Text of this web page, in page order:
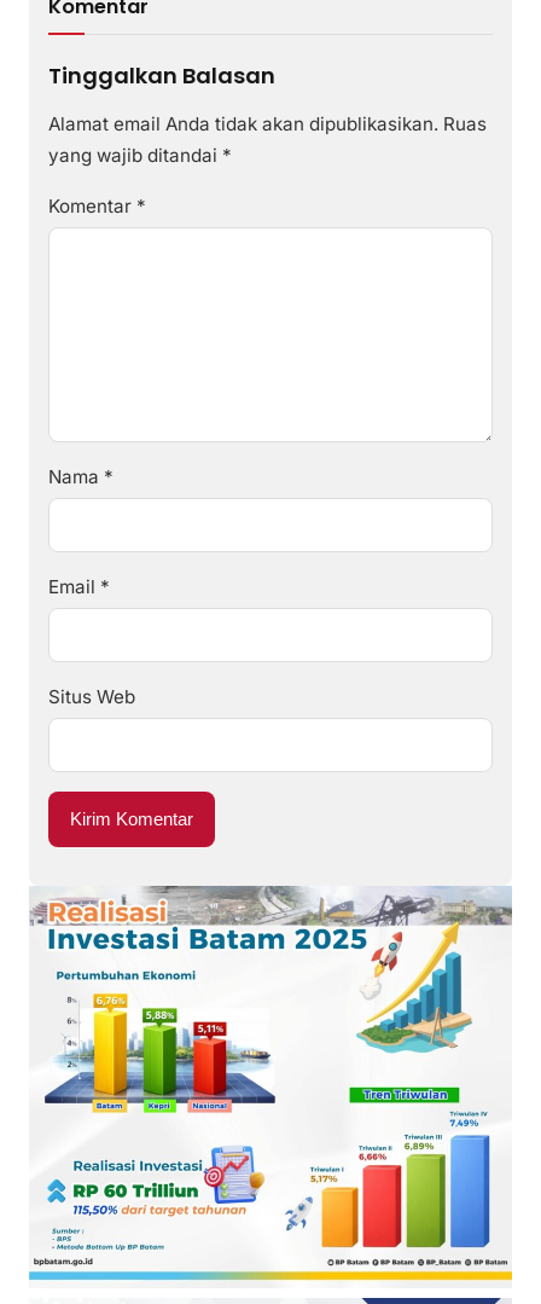
Komentar
Tinggalkan Balasan
Alamat email Anda tidak akan dipublikasikan. Ruas
yang wajib ditandai *
Komentar *
Nama *
Email *
Situs Web